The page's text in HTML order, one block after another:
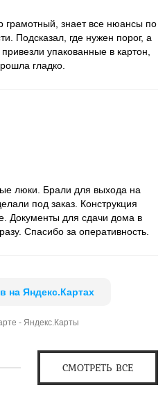
знает все нюансы по
Подсказал, где нужен порог, а
упакованные в картон,
гладко.
люки. Брали для выхода на
под заказ. Конструкция
Документы для сдачи дома в
Спасибо за оперативность.
на Яндекс.Картах
- Яндекс.Карты
СМОТРЕТЬ ВСЕ